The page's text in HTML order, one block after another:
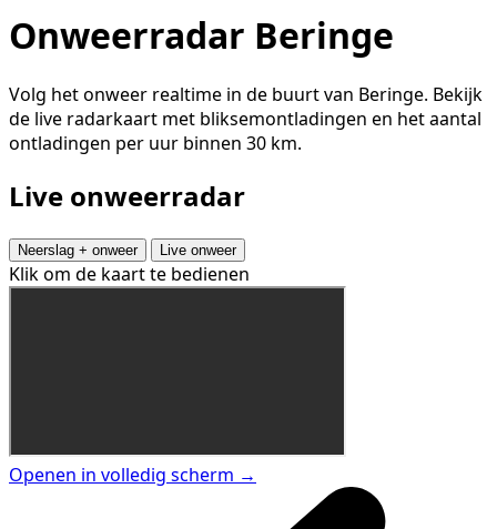
Onweerradar Beringe
Volg het onweer realtime in de buurt van Beringe. Bekijk
de live radarkaart met bliksemontladingen en het aantal
ontladingen per uur binnen 30 km.
Live onweerradar
Neerslag + onweer Live onweer
Klik om de kaart te bedienen
Openen in volledig scherm →